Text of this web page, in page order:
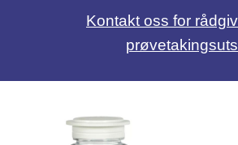
Kontakt oss for